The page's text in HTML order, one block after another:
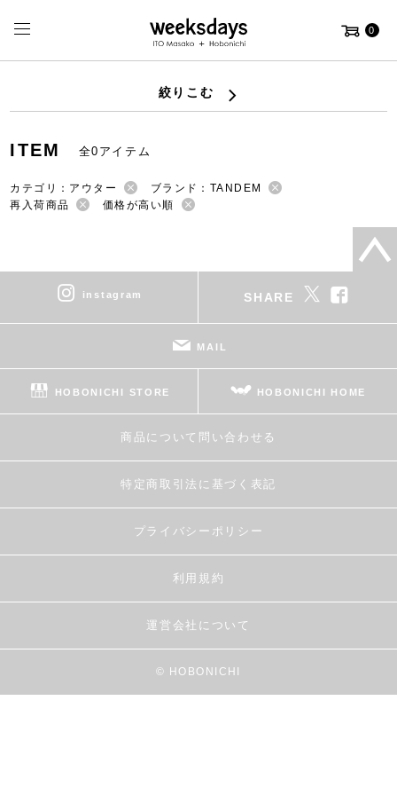
0
絞りこむ
ITEM 全0アイテム
カテゴリ：アウター
ブランド：TANDEM
再入荷商品
価格が高い順
instagram SHARE
MAIL
HOBONICHI STORE HOBONICHI HOME
商品について問い合わせる
特定商取引法に基づく表記
プライバシーポリシー
利用規約
運営会社について
© HOBONICHI